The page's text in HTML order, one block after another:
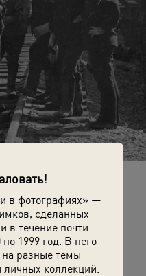
в фотографиях» —
сделанных
в течение почти
1999 год. В него
разные темы
коллекций.
путях